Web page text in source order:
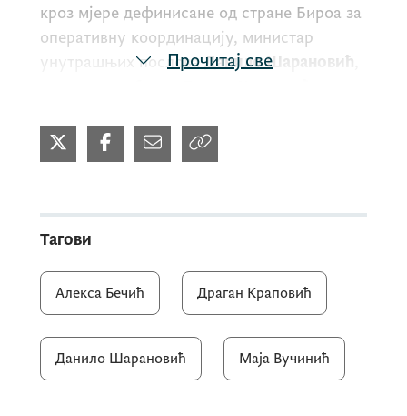
кроз мјере дефинисане од стране Бироа за
оперативну координацију, министар
унутрашњих пословаДанило Шарановић
безбједност
Ивица Јановић
директорица Управе царина
сједнице Бироа за оперативну
координацију, Споразум о сарадњи са
Међуресорног радног тима, који је у
складу са утврђеним приоритетима у раду
Прочитај све
Тагови
Алекса Бечић Драган Краповић
Данило Шарановић Маја Вучинић